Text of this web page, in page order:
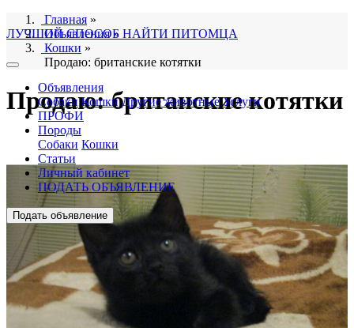
ЛУЧШИЙ СПОСОБ НАЙТИ ПИТОМЦА
Объявления
Собаки Кошки Другие животные Услуги
ПРОФИ
Породы
Собаки Кошки
Статьи
Личный кабинет
ПОДАТЬ ОБЪЯВЛЕНИЕ
Подать объявление
Главная »
Объявления»
Кошки »
Продаю: британские котятки
Продаю: британские котятки